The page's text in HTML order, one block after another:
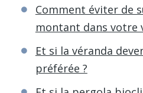
Comment éviter de
montant dans votre
Et si la véranda
préférée ?